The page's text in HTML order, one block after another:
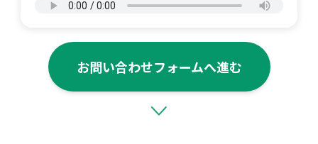
お問い合わせフォームへ進む